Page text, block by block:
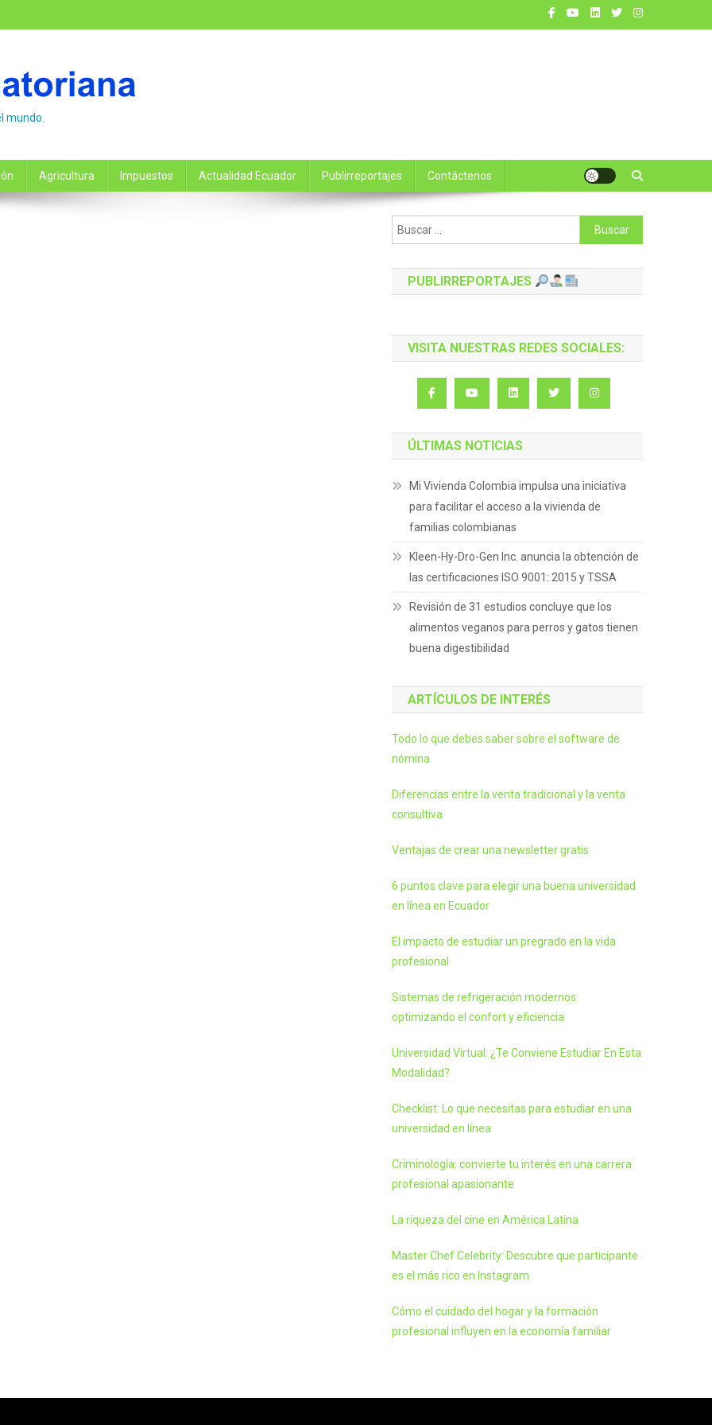
mundo.
Agricultura Impuestos Actualidad Ecuador Publirreportajes Contáctenos
Buscar:
PUBLIRREPORTAJES
VISITA NUESTRAS REDES SOCIALES:
ÚLTIMAS NOTICIAS
Mi Vivienda Colombia impulsa una iniciativa
para facilitar el acceso a la vivienda de
familias colombianas
Kleen-Hy-Dro-Gen Inc. anuncia la obtención de
las certificaciones ISO 9001: 2015 y TSSA
Revisión de 31 estudios concluye que los
alimentos veganos para perros y gatos tienen
buena digestibilidad
ARTÍCULOS DE INTERÉS
Todo lo que debes saber sobre el software de
nómina
Diferencias entre la venta tradicional y la venta
consultiva
Ventajas de crear una newsletter gratis
6 puntos clave para elegir una buena universidad
en línea en Ecuador
El impacto de estudiar un pregrado en la vida
profesional
Sistemas de refrigeración modernos:
optimizando el confort y eficiencia
Universidad Virtual: ¿Te Conviene Estudiar En Esta
Modalidad?
Checklist: Lo que necesitas para estudiar en una
universidad en línea
Criminología: convierte tu interés en una carrera
profesional apasionante
La riqueza del cine en América Latina
Master Chef Celebrity: Descubre que participante
es el más rico en Instagram
Cómo el cuidado del hogar y la formación
profesional influyen en la economía familiar